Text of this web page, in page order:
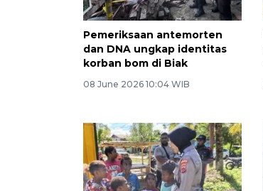
Pemeriksaan antemorten
dan DNA ungkap identitas
korban bom di Biak
08 June 2026 10:04 WIB